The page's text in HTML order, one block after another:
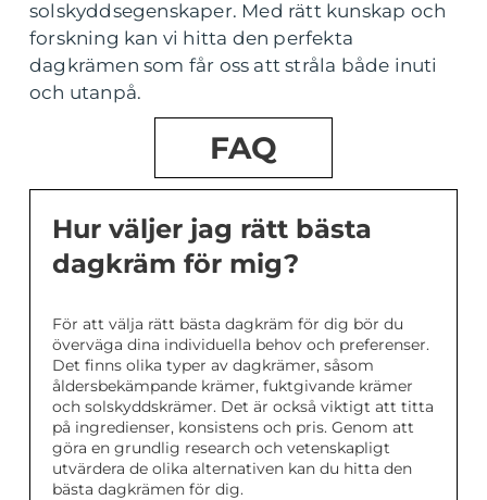
solskyddsegenskaper. Med rätt kunskap och
forskning kan vi hitta den perfekta
dagkrämen som får oss att stråla både inuti
och utanpå.
FAQ
Hur väljer jag rätt bästa
dagkräm för mig?
För att välja rätt bästa dagkräm för dig bör du
överväga dina individuella behov och preferenser.
Det finns olika typer av dagkrämer, såsom
åldersbekämpande krämer, fuktgivande krämer
och solskyddskrämer. Det är också viktigt att titta
på ingredienser, konsistens och pris. Genom att
göra en grundlig research och vetenskapligt
utvärdera de olika alternativen kan du hitta den
bästa dagkrämen för dig.